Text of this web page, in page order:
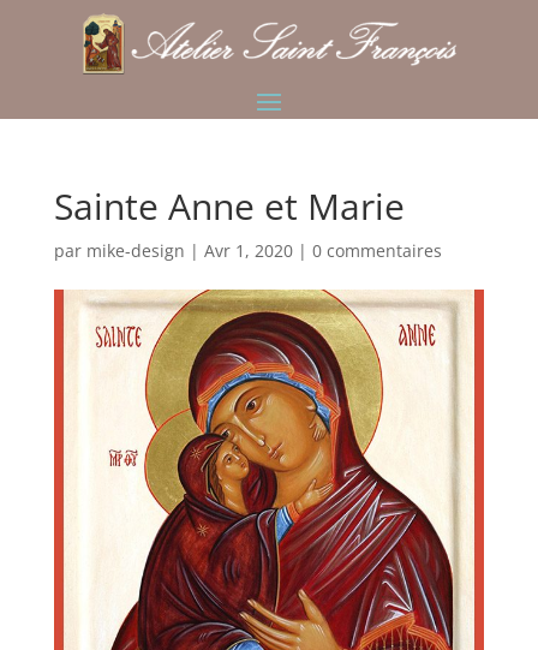
Sainte Anne et Marie
par mike-design | Avr 1, 2020| 0 commentaires